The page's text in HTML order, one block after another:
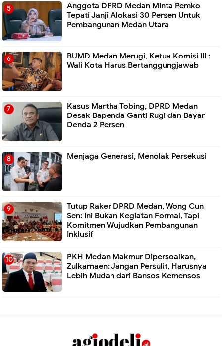
Anggota DPRD Medan Minta Pemko
Tepati Janji Alokasi 30 Persen Untuk
Pembangunan Medan Utara
BUMD Medan Merugi, Ketua Komisi III :
Wali Kota Harus Bertanggungjawab
Kasus Martha Tobing, DPRD Medan
Desak Bapenda Ganti Rugi dan Bayar
Denda 2 Persen
Menjaga Generasi, Menolak Persekusi
Tutup Raker DPRD Medan, Wong Cun
Sen: Ini Bukan Kegiatan Formal, Tapi
Komitmen Wujudkan Pembangunan
Inklusif
PKH Medan Makmur Dipersoalkan,
Zulkarnaen: Jangan Persulit, Harusnya
Lebih Mudah dari Bansos Kemensos